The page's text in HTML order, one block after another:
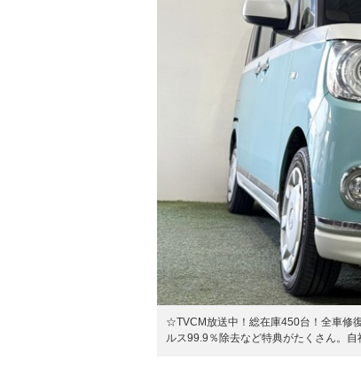
☆TVCM放送中！総在庫450台！全車修
ルス99.9％除去など特典がたくさん。自